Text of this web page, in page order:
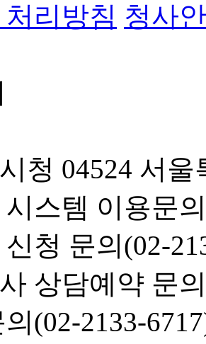
리방침 청사
청 04524 서
스템 이용문
청 문의(02-
상담예약 문
(02-2133-